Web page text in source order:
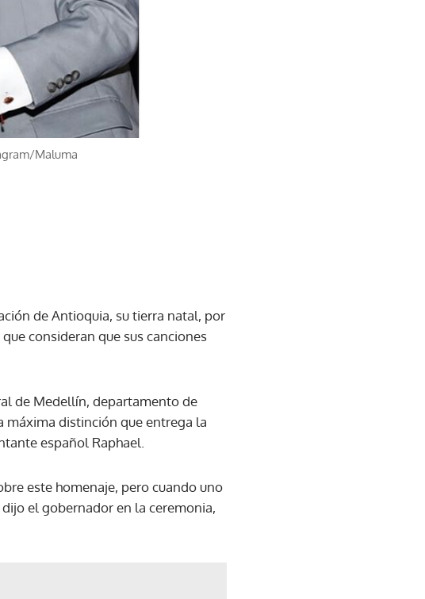
Maluma
de Antioquia, su tierra natal, por
consideran que sus canciones
de Medellín, departamento de
máxima distinción que entrega la
español Raphael.
este homenaje, pero cuando uno
el gobernador en la ceremonia,